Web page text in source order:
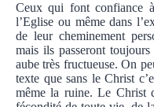
Ceux qui font confiance
l’Eglise ou même dans
de leur cheminement
mais ils passeront
aube très fructueuse. On
texte que sans le Christ
même la ruine. Le Christ